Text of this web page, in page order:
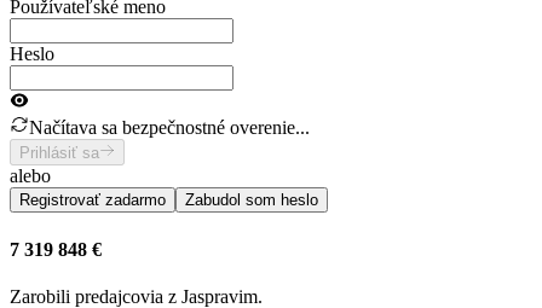
Používateľské meno
Heslo
Načítava sa bezpečnostné overenie...
Prihlásiť sa
alebo
Registrovať zadarmo Zabudol som heslo
7 319 848 €
Zarobili predajcovia z Jaspravim.